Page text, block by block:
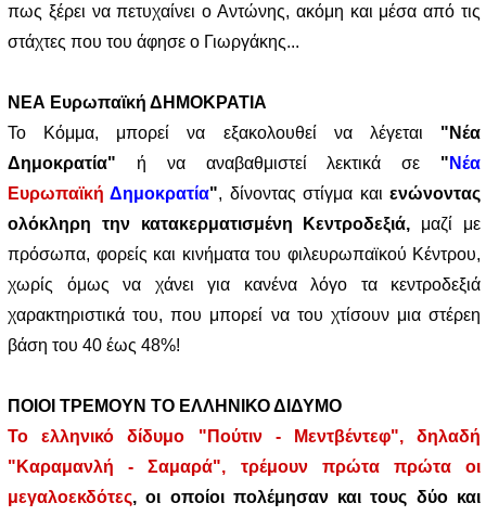
πως ξέρει να πετυχαίνει ο Αντώνης, ακόμη και μέσα από τις
στάχτες που του άφησε ο Γιωργάκης...
ΝΕΑ Ευρωπαϊκή ΔΗΜΟΚΡΑΤΙΑ
Το Κόμμα, μπορεί να εξακολουθεί να λέγεται "Νέα
Δημοκρατία" ή να αναβαθμιστεί λεκτικά σε " Νέα
Ευρωπαϊκή Δημοκρατία", δίνοντας στίγμα καιενώνοντας
ολόκληρη την κατακερματισμένη Κεντροδεξιά, μαζί με
πρόσωπα, φορείς και κινήματα του φιλευρωπαϊκού Κέντρου,
χωρίς όμως να χάνει για κανένα λόγο τα κεντροδεξιά
χαρακτηριστικά του, που μπορεί να του χτίσουν μια στέρεη
βάση του 40 έως 48%!
ΠΟΙΟΙ ΤΡΕΜΟΥΝ ΤΟ ΕΛΛΗΝΙΚΟ ΔΙΔΥΜΟ
Το ελληνικό δίδυμο "Πούτιν - Μεντβέντεφ", δηλαδή
"Καραμανλή - Σαμαρά", τρέμουν πρώτα πρώτα οι
μεγαλοεκδότες, οι οποίοι πολέμησαν και τους δύο και